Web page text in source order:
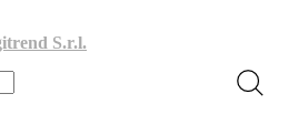
S.r.l.